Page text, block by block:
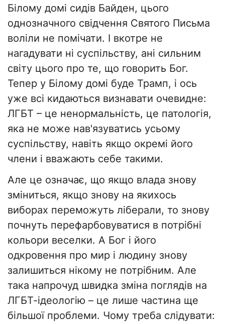
Білому домі сидів Байден, цього
однозначного свідчення Святого Письма
воліли не помічати. І вкотре не
нагадувати ні суспільству, ані сильним
світу цього про те, що говорить Бог.
Тепер у Білому домі буде Трамп, і ось
уже всі кидаються визнавати очевидне:
ЛГБТ – це ненормальність, це патологія,
яка не може нав'язуватись усьому
суспільству, навіть якщо окремі його
члени і вважають себе такими.
Але це означає, що якщо влада знову
зміниться, якщо знову на якихось
виборах переможуть ліберали, то знову
почнуть перефарбовуватися в потрібні
кольори веселки. А Бог і його
одкровення про мир і людину знову
залишиться нікому не потрібним. Але
така напрочуд швидка зміна поглядів на
ЛГБТ-ідеологію – це лише частина ще
більшої проблеми. Чому треба слідувати: